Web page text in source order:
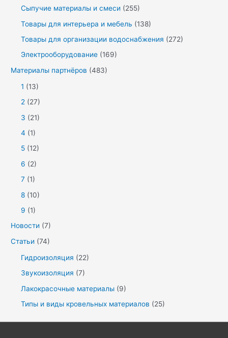
Сыпучие материалы и смеси (255)
Товары для интерьера и мебель (138)
Товары для организации водоснабжения (272)
Электрооборудование (169)
Материалы партнёров (483)
1 (13)
2 (27)
3 (21)
4 (1)
5 (12)
6 (2)
7 (1)
8 (10)
9 (1)
Новости (7)
Статьи (74)
Гидроизоляция (22)
Звукоизоляция (7)
Лакокрасочные материалы (9)
Типы и виды кровельных материалов (25)